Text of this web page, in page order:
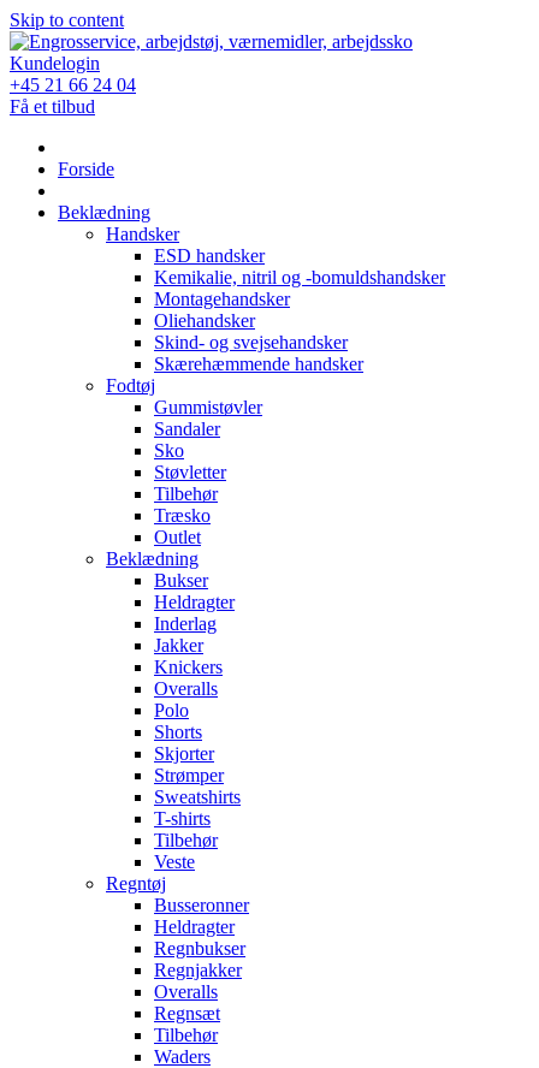
Skip to content
Kundelogin
+45 21 66 24 04
Få et tilbud
Forside
Beklædning
Handsker
ESD handsker
Kemikalie, nitril og -bomuldshandsker
Montagehandsker
Oliehandsker
Skind- og svejsehandsker
Skærehæmmende handsker
Fodtøj
Gummistøvler
Sandaler
Sko
Støvletter
Tilbehør
Træsko
Outlet
Beklædning
Bukser
Heldragter
Inderlag
Jakker
Knickers
Overalls
Polo
Shorts
Skjorter
Strømper
Sweatshirts
T-shirts
Tilbehør
Veste
Regntøj
Busseronner
Heldragter
Regnbukser
Regnjakker
Overalls
Regnsæt
Tilbehør
Waders